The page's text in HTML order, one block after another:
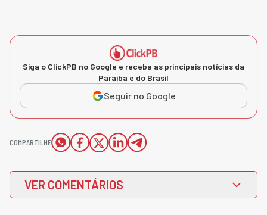
Siga o ClickPB no Google e receba as principais notícias da
Paraíba e do Brasil
Seguir no Google
COMPARTILHE
VER COMENTÁRIOS